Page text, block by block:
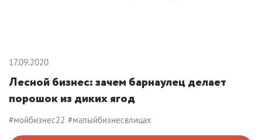
17.09.2020
Лесной бизнес: зачем барнаулец делает
порошок из диких ягод
#мойбизнес22 #малыйбизнесвлицах